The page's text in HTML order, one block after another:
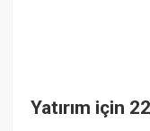
Yatırım için